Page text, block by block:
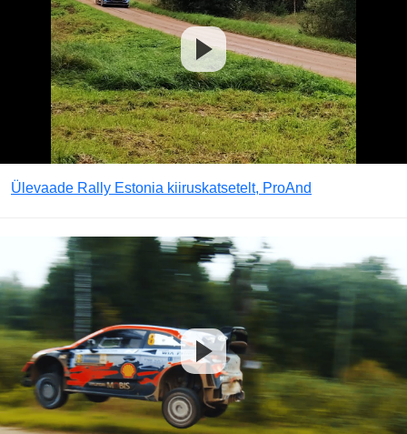
Ülevaade Rally Estonia kiiruskatsetelt, ProAnd